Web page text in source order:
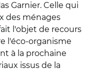
Garnier. Celle qui
des ménages
l'objet de recours
l'éco-organisme
à la prochaine
issus de la